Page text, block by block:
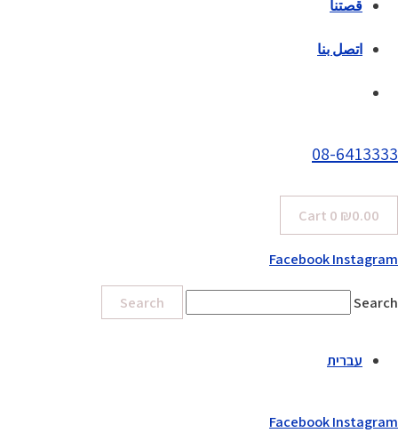
قصتنا
اتصل بنا
08-6413333
₪0.00
0
Cart
FacebookInstagram
Search
Search
עברית
FacebookInstagram